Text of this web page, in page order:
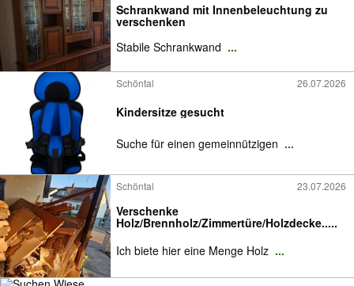
Schrankwand mit Innenbeleuchtung zu
verschenken
Stabile Schrankwand ...
Schöntal 26.07.2026
Kindersitze gesucht
Suche für einen gemeinnützigen ...
Schöntal 23.07.2026
Verschenke
Holz/Brennholz/Zimmertüre/Holzdecke.....
Ich biete hier eine Menge Holz ...